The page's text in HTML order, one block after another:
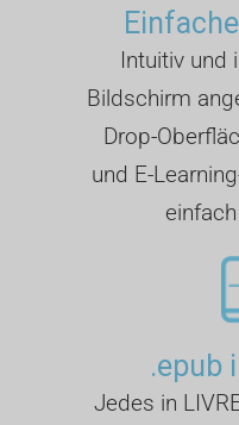
Intuitiv und
Bildschirm
Drop-
und E-
.epub
Jedes in